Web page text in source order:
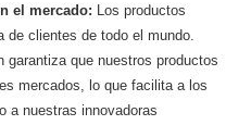
el mercado:
Los productos
de clientes de todo el mundo.
garantiza que nuestros productos
mercados, lo que facilita a los
a nuestras innovadoras